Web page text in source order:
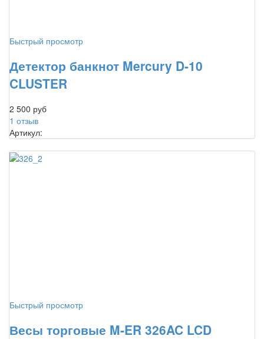
Быстрый просмотр
Детектор банкнот Mercury D-10
CLUSTER
2 500 руб
1 отзыв
Артикул:
Быстрый просмотр
Весы торговые M-ER 326AC LCD